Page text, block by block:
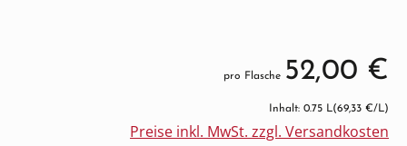
pro Flasche 52,00 €
Inhalt: 0.75 L(69,33 €/L)
Preise inkl. MwSt. zzgl. Versandkosten